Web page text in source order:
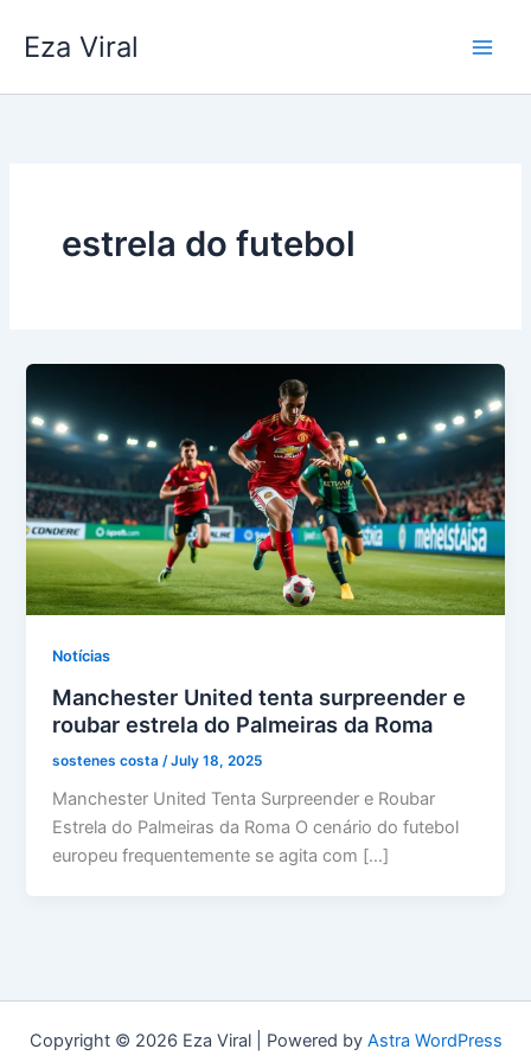
Eza Viral
estrela do futebol
Notícias
Manchester United tenta surpreender e
roubar estrela do Palmeiras da Roma
sostenes costa /July 18, 2025
Manchester United Tenta Surpreender e Roubar
Estrela do Palmeiras da Roma O cenário do futebol
europeu frequentemente se agita com […]
Copyright © 2026 Eza Viral | Powered by Astra WordPress